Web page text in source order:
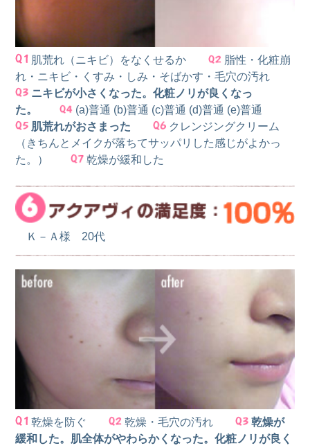
肌荒れ（ニキビ）をなくせるか
脂性・化粧崩
れ・ニキビ・くすみ・しみ・そばかす・毛穴の汚れ
ニキビが小さくなった。化粧ノリが良くなっ
た。
(a)普通 (b)普通 (c)普通 (d)普通 (e)普通
肌荒れがおさまった
クレンジングクリーム
（きちんとメイクが落ちてサッパリした感じがよかっ
た。）
乾燥が緩和した
Ｋ－Ａ様 20代
乾燥を防ぐ 乾燥・毛穴の汚れ
乾燥が
緩和した。肌全体がやわらかくなった。化粧ノリが良く